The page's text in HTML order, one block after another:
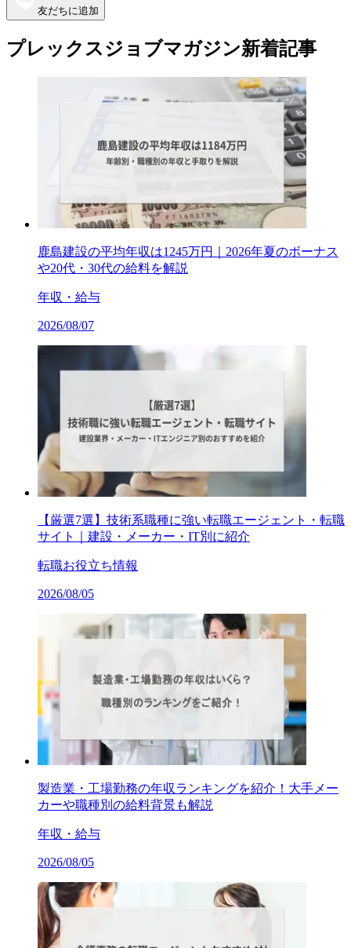
友だちに追加
プレックスジョブマガジン新着記事
鹿島建設の平均年収は1245万円｜2026年夏のボーナス
や20代・30代の給料を解説
年収・給与
2026/08/07
【厳選7選】技術系職種に強い転職エージェント・転職
サイト｜建設・メーカー・IT別に紹介
転職お役立ち情報
2026/08/05
製造業・工場勤務の年収ランキングを紹介！大手メー
カーや職種別の給料背景も解説
年収・給与
2026/08/05